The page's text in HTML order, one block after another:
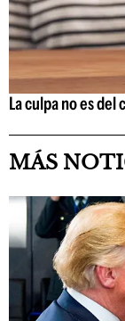
La culpa no es
MÁS